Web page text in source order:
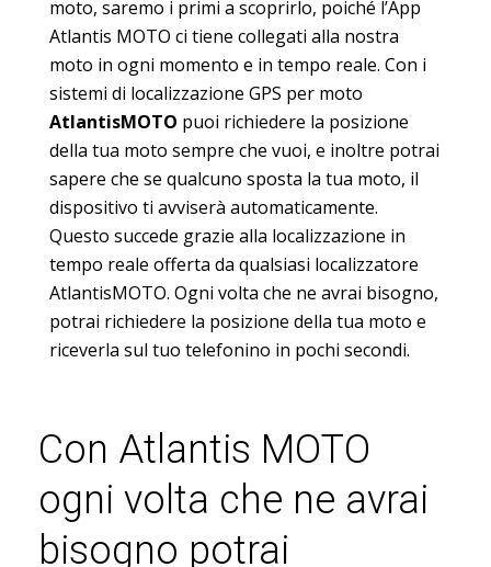
moto, saremo i primi a scoprirlo, poiché l’App
Atlantis MOTO ci tiene collegati alla nostra
moto in ogni momento e in tempo reale. Con i
sistemi di localizzazione GPS per moto
AtlantisMOTO puoi richiedere la posizione
della tua moto sempre che vuoi, e inoltre potrai
sapere che se qualcuno sposta la tua moto, il
dispositivo ti avviserà automaticamente.
Questo succede grazie alla localizzazione in
tempo reale offerta da qualsiasi localizzatore
AtlantisMOTO. Ogni volta che ne avrai bisogno,
potrai richiedere la posizione della tua moto e
riceverla sul tuo telefonino in pochi secondi.
Con Atlantis MOTO
ogni volta che ne avrai
bisogno potrai